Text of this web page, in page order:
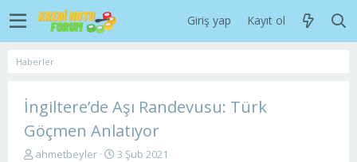
Giriş yap Kayıt ol
Haberler
İngiltere’de Aşı Randevusu: Türk
Göçmen Anlatıyor
K
ahmetbeyler
B
3 Şub 2021